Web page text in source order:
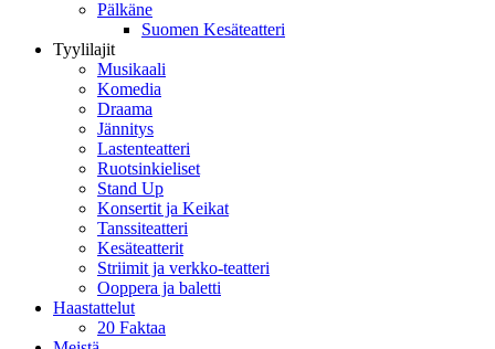
Pälkäne
Suomen Kesäteatteri
Tyylilajit
Musikaali
Komedia
Draama
Jännitys
Lastenteatteri
Ruotsinkieliset
Stand Up
Konsertit ja Keikat
Tanssiteatteri
Kesäteatterit
Striimit ja verkko-teatteri
Ooppera ja baletti
Haastattelut
20 Faktaa